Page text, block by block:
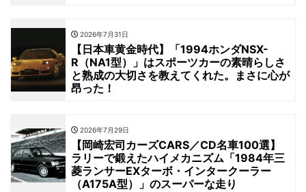
2026年7月31日
【日本車黄金時代】「1994ホンダNSX-
R（NA1型）」はスポーツカーの素晴らしさ
と熟成の大切さを教えてくれた。まさに心が
昂った！
2026年7月29日
【岡崎宏司カーズCARS／CD名車100選】
ラリーで鍛えたハイメカニズム「1984年三
菱ランサーEXターボ・インタークーラー
（A175A型）」のスーパーな走り